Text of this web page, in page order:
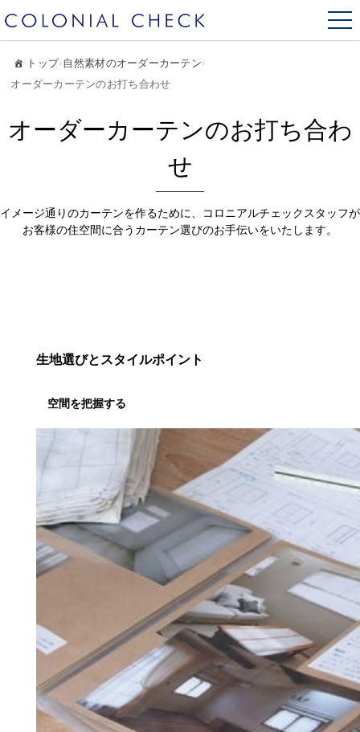
トップ›自然素材のオーダーカーテン›
オーダーカーテンのお打ち合わせ
オーダーカーテンのお打ち合わ
せ
イメージ通りのカーテンを作るために、コロニアルチェックスタッフが
お客様の住空間に合うカーテン選びのお手伝いをいたします。
生地選びとスタイルポイント
空間を把握する